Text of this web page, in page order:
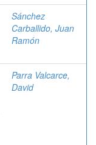
Sánchez
Carballido, Juan
Ramón
Parra Valcarce,
David